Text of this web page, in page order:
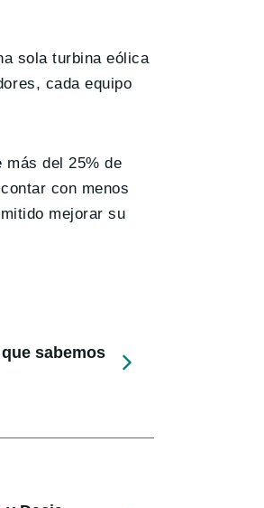
sola turbina eólica
cada equipo
más del 25% de
con menos
mejorar su
sabemos